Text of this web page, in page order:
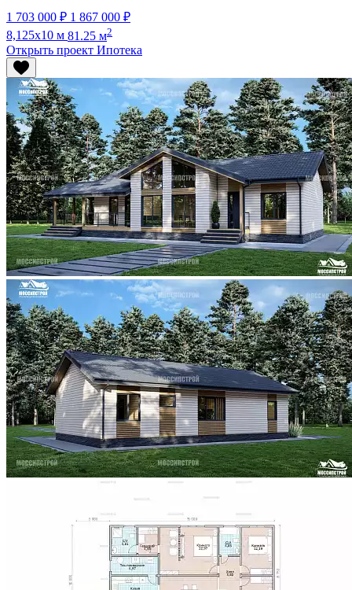
1 703 000 ₽ 1 867 000 ₽
8,125x10 м 81.25 м2
Открыть проект Ипотека